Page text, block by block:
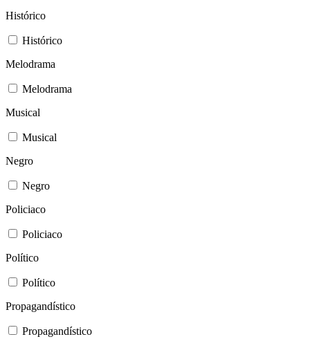
Histórico
Histórico
Melodrama
Melodrama
Musical
Musical
Negro
Negro
Policiaco
Policiaco
Político
Político
Propagandístico
Propagandístico